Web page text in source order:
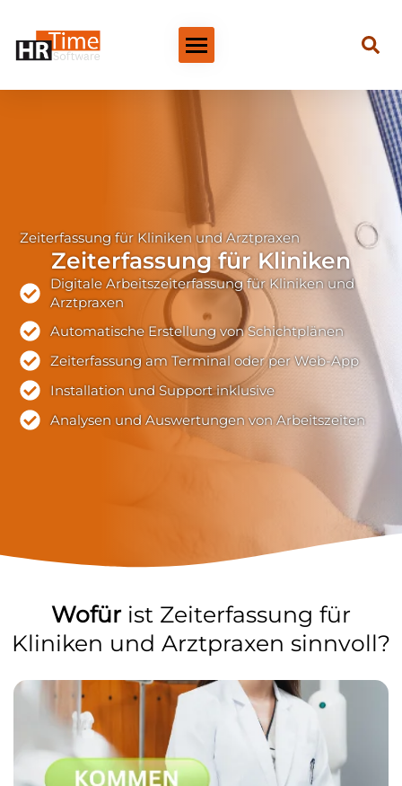
Zeiterfassung für Kliniken und Arztpraxen
Zeiterfassung für Kliniken
Digitale Arbeitszeiterfassung für Kliniken und
Arztpraxen
Automatische Erstellung von Schichtplänen
Zeiterfassung am Terminal oder per Web-App
Installation und Support inklusive
Analysen und Auswertungen von Arbeitszeiten
Wofürist Zeiterfassung für
Kliniken und Arztpraxen sinnvoll?